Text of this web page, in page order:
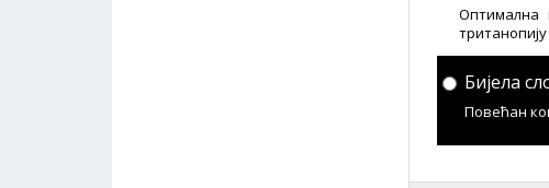
Оптимална
Бијела
Повећан